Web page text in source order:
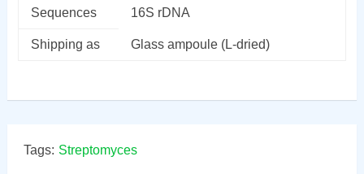
Sequences 16S rDNA
Shipping as Glass ampoule (L-dried)
Tags: Streptomyces